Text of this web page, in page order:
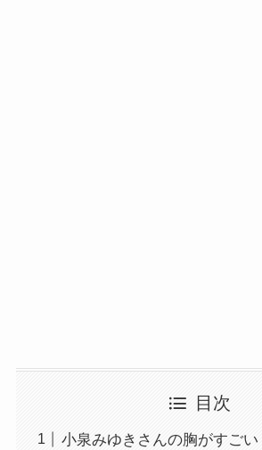
目次
小泉みゆきさんの胸がすごい